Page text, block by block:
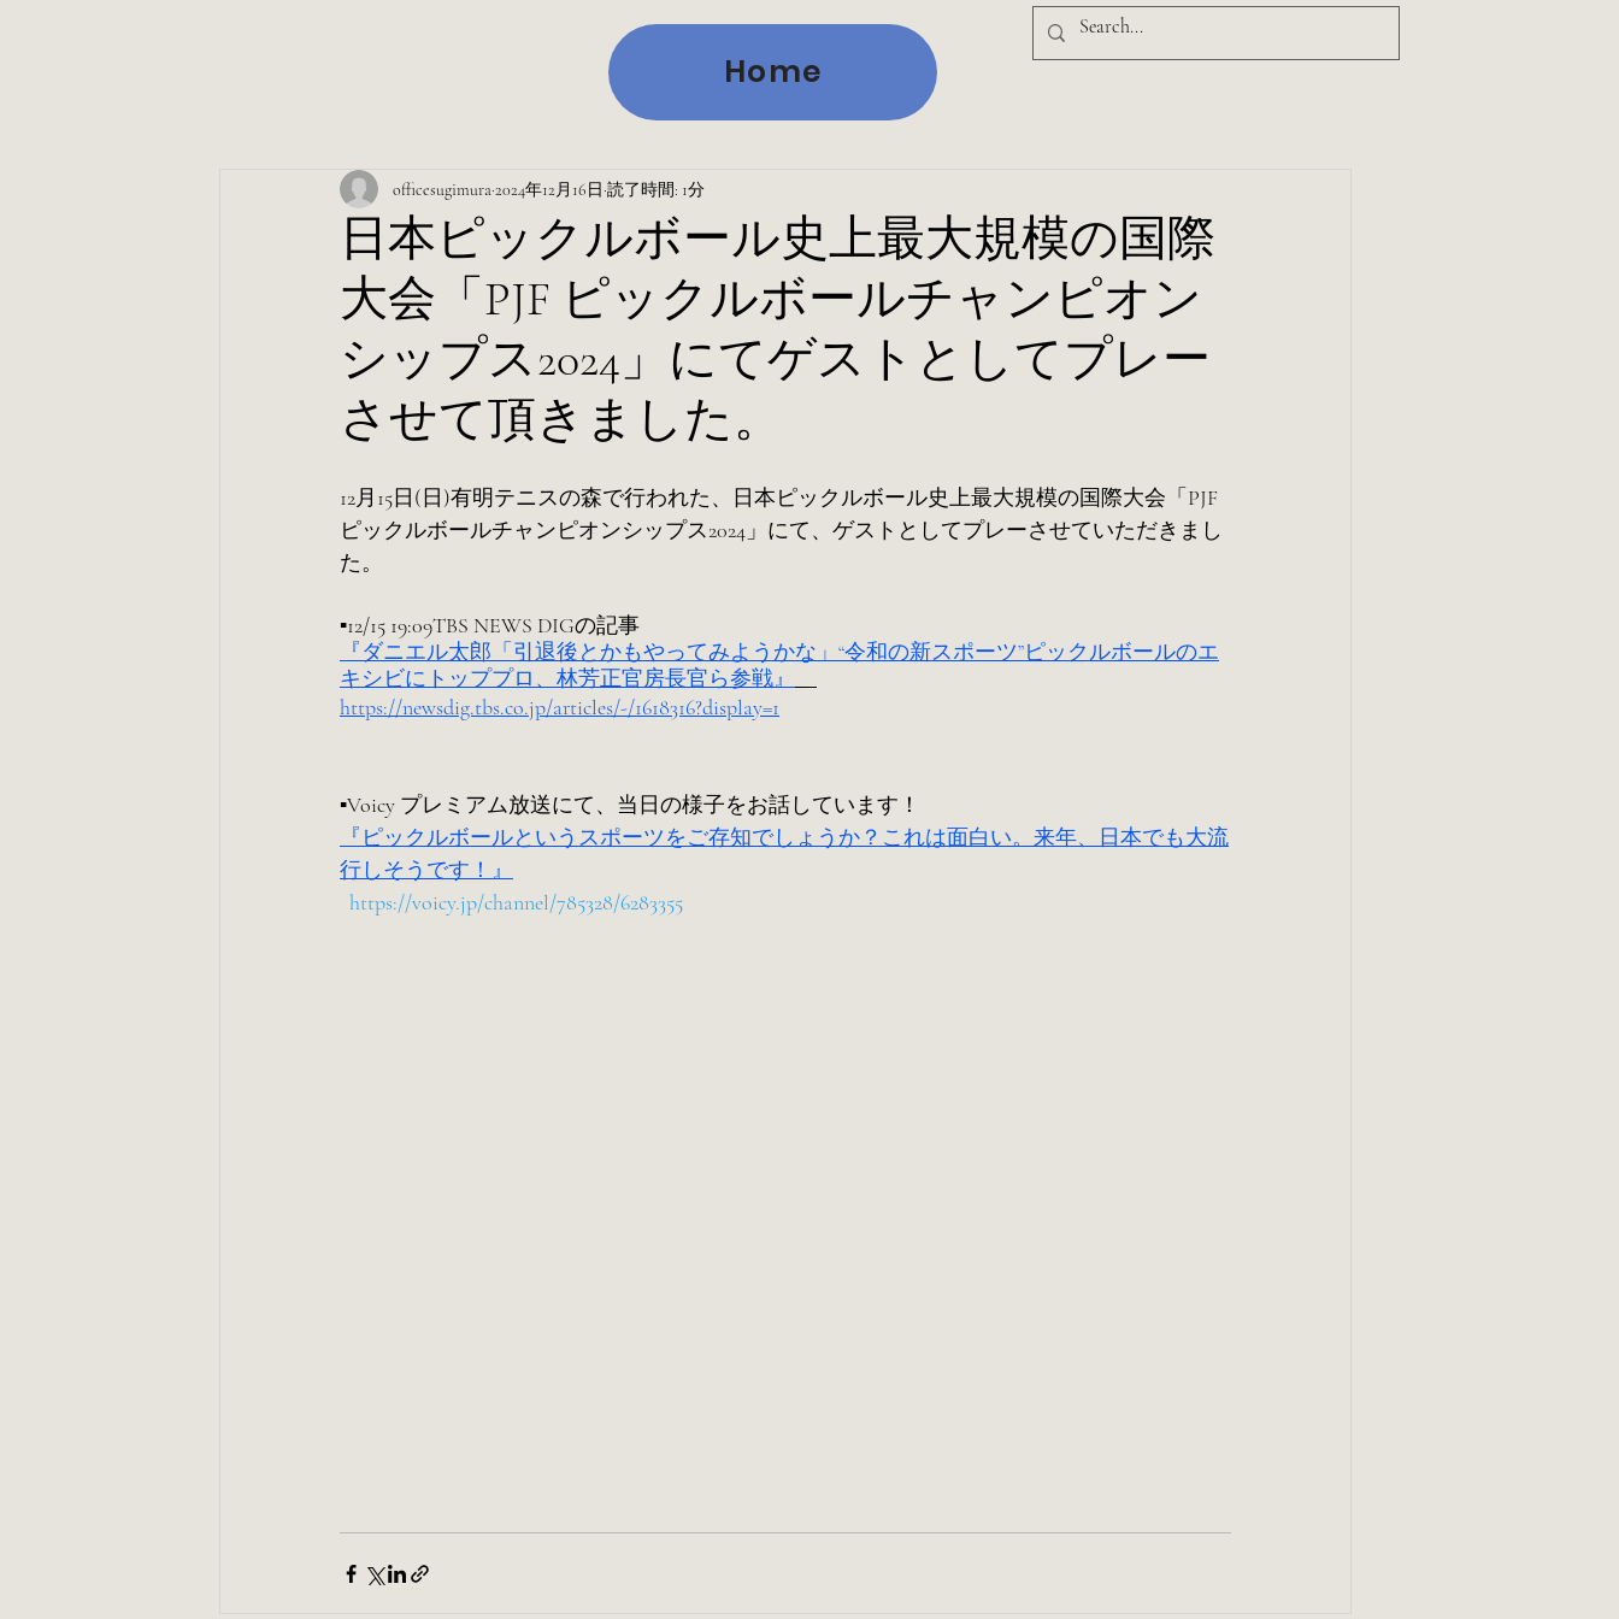
Home
日本ピックルボール史上最大規模の国際
大会「PJF ピックルボールチャンピオン
シップス2024」にてゲストとしてプレー
させて頂きました。
officesugimura2024年12月16日 読了時間: 1分
12月15日(日)有明テニスの森で行われた、日本ピックルボール史上最大規模の国際大会「PJF
ピックルボールチャンピオンシップス2024」にて、ゲストとしてプレーさせていただきまし
た。
▪️12/15 19:09TBS NEWS DIGの記事
『ダニエル太郎「引退後とかもやってみようかな」“令和の新スポーツ”ピックルボールのエ
キシビにトッププロ、林芳正官房長官ら参戦』
https://newsdig.tbs.co.jp/articles/-/1618316?display=1
▪️Voicy プレミアム放送にて、当日の様子をお話しています！
『ピックルボールというスポーツをご存知でしょうか？これは面白い。来年、日本でも大流
行しそうです！』
https://voicy.jp/channel/785328/6283355